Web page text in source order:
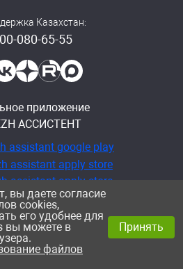
Казахстан:
080-65-55
приложение
АССИСТЕНТ
«Рубеж», 2026
вы даете согласие
cookies,
его удобнее для
вы можете в
файлов
Принять